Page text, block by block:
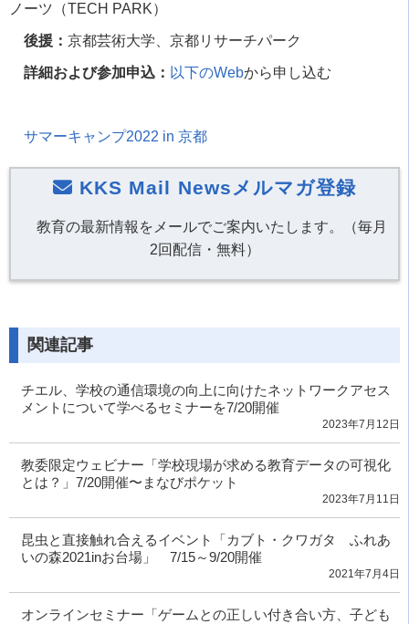
ノーツ（TECH PARK）
後援： 京都芸術大学、京都リサーチパーク
詳細および参加申込： 以下のWebから申し込む
サマーキャンプ2022 in 京都
KKS Mail Newsメルマガ登録
教育の最新情報をメールでご案内いたします。（毎月
2回配信・無料）
関連記事
チエル、学校の通信環境の向上に向けたネットワークアセス
メントについて学べるセミナーを7/20開催
2023年7月12日
教委限定ウェビナー「学校現場が求める教育データの可視化
とは？」7/20開催〜まなびポケット
2023年7月11日
昆虫と直接触れ合えるイベント「カブト・クワガタ ふれあ
いの森2021inお台場」 7/15～9/20開催
2021年7月4日
オンラインセミナー「ゲームとの正しい付き合い方、子ども